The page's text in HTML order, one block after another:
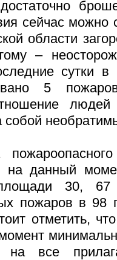
сейчас можно
области
–
сутки в
5
собой
на данный
30, 67
пожаров в 98
отметить,
на все